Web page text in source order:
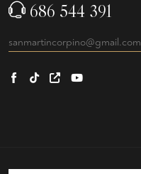
686 544 391
sanmartincorpino@gmail.com